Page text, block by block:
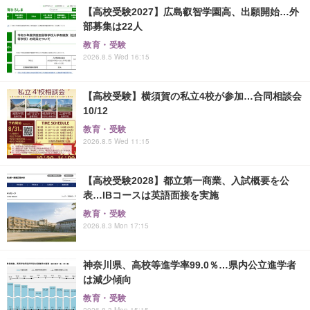
【高校受験2027】広島叡智学園高、出願開始…外
部募集は22人
教育・受験
2026.8.5 Wed 16:15
【高校受験】横須賀の私立4校が参加…合同相談会
10/12
教育・受験
2026.8.5 Wed 11:15
【高校受験2028】都立第一商業、入試概要を公
表…IBコースは英語面接を実施
教育・受験
2026.8.3 Mon 17:15
神奈川県、高校等進学率99.0％…県内公立進学者
は減少傾向
教育・受験